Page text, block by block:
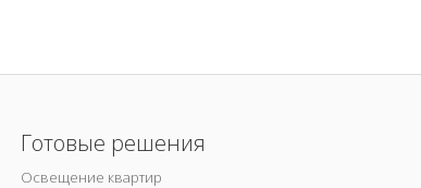
Готовые решения
Освещение квартир